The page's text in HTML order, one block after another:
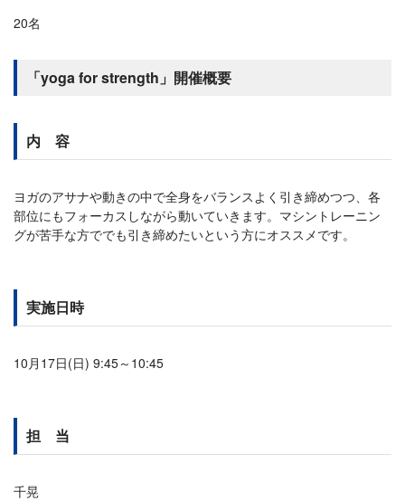
20名
「yoga for strength」開催概要
内 容
ヨガのアサナや動きの中で全身をバランスよく引き締めつつ、各
部位にもフォーカスしながら動いていきます。マシントレーニン
グが苦手な方ででも引き締めたいという方にオススメです。
実施日時
10月17日(日) 9:45～10:45
担 当
千晃